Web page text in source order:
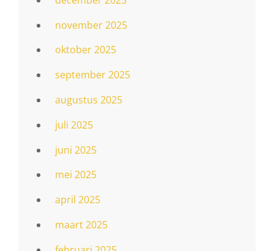
november 2025
oktober 2025
september 2025
augustus 2025
juli 2025
juni 2025
mei 2025
april 2025
maart 2025